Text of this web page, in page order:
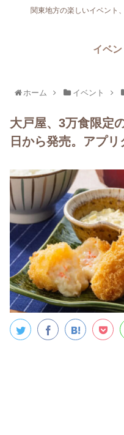
関東地方の楽しいイベント
イベ
ホーム イベント
大戸屋、3万食限定
日から発売。アプ